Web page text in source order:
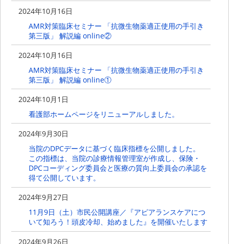
2024年10月16日
AMR対策臨床セミナー 「抗微生物薬適正使用の手引き
第三版」 解説編 online②
2024年10月16日
AMR対策臨床セミナー 「抗微生物薬適正使用の手引き
第三版」 解説編 online①
2024年10月1日
看護部ホームページをリニューアルしました。
2024年9月30日
当院のDPCデータに基づく臨床指標を公開しました。
この指標は、当院の診療情報管理室が作成し、保険・
DPCコーディング委員会と医療の質向上委員会の承認を
得て公開しています。
2024年9月27日
11月9日（土）市民公開講座／『アピアランスケアにつ
いて知ろう！頭皮冷却、始めました』を開催いたします
2024年9月26日